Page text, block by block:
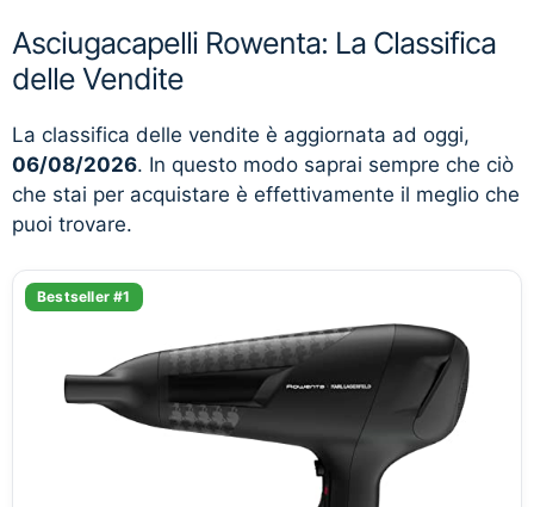
Asciugacapelli Rowenta: La Classifica
delle Vendite
La classifica delle vendite è aggiornata ad oggi,
06/08/2026. In questo modo saprai sempre che ciò
che stai per acquistare è effettivamente il meglio che
puoi trovare.
Bestseller #1